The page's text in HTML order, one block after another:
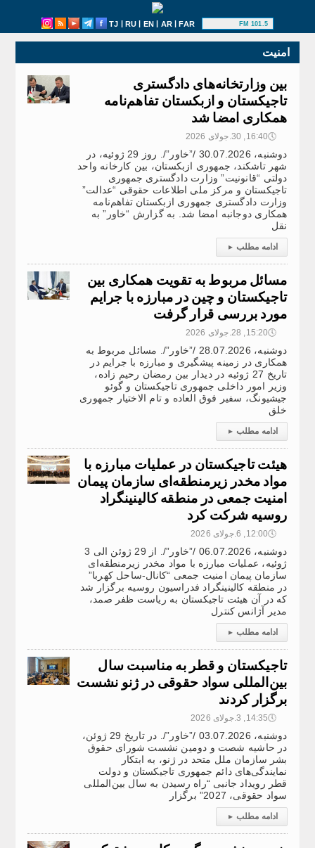
TJ | RU | EN | AR|FAR 101.5 FM
امنیت
بین وزارتخانه‌های دادگستری
تاجیکستان و ازبکستان تفاهم‌نامه‌
همکاری امضا شد
🕔16:40, 30.جولای 2026
دوشنبه، 30.07.2026 /”خاور”/. روز 29 ژوئیه، در
شهر تاشکند، جمهوری ازبکستان، بین کارخانه واحد
دولتی “قانونیت” وزارت دادگستری جمهوری
تاجیکستان و مرکز ملی اطلاعات حقوقی “عدالت”
وزارت دادگستری جمهوری ازبکستان تفاهم‌نامه‌
همکاری دوجانبه امضا شد. به گزارش “خاور” به
نقل
ادامه مطلب ▸
مسائل مربوط به تقویت همکاری بین
تاجیکستان و چین در مبارزه با جرایم
مورد بررسی قرار گرفت
🕔15:20, 28.جولای 2026
دوشنبه، 28.07.2026 /”خاور”/. مسائل مربوط به
همکاری در زمینه پیشگیری و مبارزه با جرایم در
تاریخ 27 ژوئیه در دیدار بین رمضان رحیم زاده،
وزیر امور داخلی جمهوری تاجیکستان و گوئو
جیشیونگ، سفیر فوق العاده و تام الاختیار جمهوری
خلق
ادامه مطلب ▸
هیئت تاجیکستان در عملیات مبارزه با
مواد مخدر زیرمنطقه‌ای سازمان پیمان
امنیت جمعی در منطقه کالینینگراد
روسیه شرکت کرد
🕔12:00, 6.جولای 2026
دوشنبه، 06.07.2026 /”خاور”/. از 29 ژوئن الی 3
ژوئیه، عملیات مبارزه با مواد مخدر زیرمنطقه‌ای
سازمان پیمان امنیت جمعی “کانال-ساحل کهربا”
در منطقه کالینینگراد فدراسیون روسیه برگزار شد
که در آن هیئت تاجیکستان به ریاست ظفر صمد،
مدیر آژانس کنترل
ادامه مطلب ▸
تاجیکستان و قطر به مناسبت سال
بین‌المللی سواد حقوقی در ژنو نشست
برگزار کردند
🕔14:35, 3.جولای 2026
دوشنبه، 03.07.2026 /”خاور”/. در تاریخ 29 ژوئن،
در حاشیه شصت و دومین نشست شورای حقوق
بشر سازمان ملل متحد در ژنو، به ابتکار
نمایندگی‌های دائم جمهوری تاجیکستان و دولت
قطر رویداد جانبی “راه رسیدن به سال بین‌المللی
سواد حقوقی، 2027” برگزار
ادامه مطلب ▸